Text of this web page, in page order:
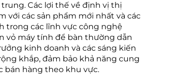
Các lợi thế về định vị thị
với các sản phẩm mới nhất và các
trong các lĩnh vực công nghệ
vỏ máy tính để bàn thường dẫn
kinh doanh và các sáng kiến
khắp, đảm bảo khả năng cung
bán hàng theo khu vực.